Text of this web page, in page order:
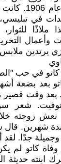
المدرسة
في
ملاذًا
وأعمال
يرتدين
في حب
بعد بضعة
ياكوف عام 1907. بعد
وتوفيت. شعر
زوجته
شهرين. قال
جدًا. لقد
وفاة كاتو لم
حديثة